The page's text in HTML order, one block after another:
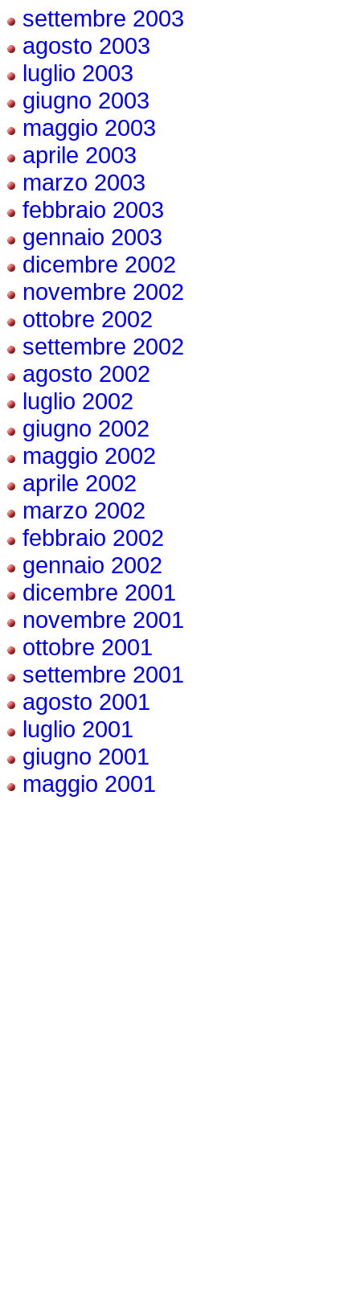
settembre 2003
agosto 2003
luglio 2003
giugno 2003
maggio 2003
aprile 2003
marzo 2003
febbraio 2003
gennaio 2003
dicembre 2002
novembre 2002
ottobre 2002
settembre 2002
agosto 2002
luglio 2002
giugno 2002
maggio 2002
aprile 2002
marzo 2002
febbraio 2002
gennaio 2002
dicembre 2001
novembre 2001
ottobre 2001
settembre 2001
agosto 2001
luglio 2001
giugno 2001
maggio 2001